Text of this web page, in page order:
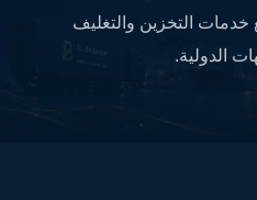
التخزين والتغليف
الدولية.